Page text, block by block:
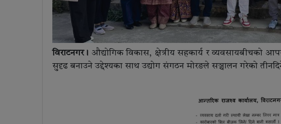
विराटनगर। औद्योगिक विकास, क्षेत्रीय सहकार्य र व्यवसायबीचको
सुदृढ बनाउने उद्देश्यका साथ उद्योग संगठन मोरङले सञ्चालन गरेको